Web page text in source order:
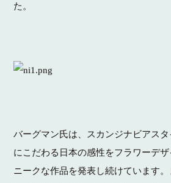
た。
バーグマン氏は、スカンジナビアス
にこだわる日本の感性をフラワーデ
ニークな作品を発表し続けています